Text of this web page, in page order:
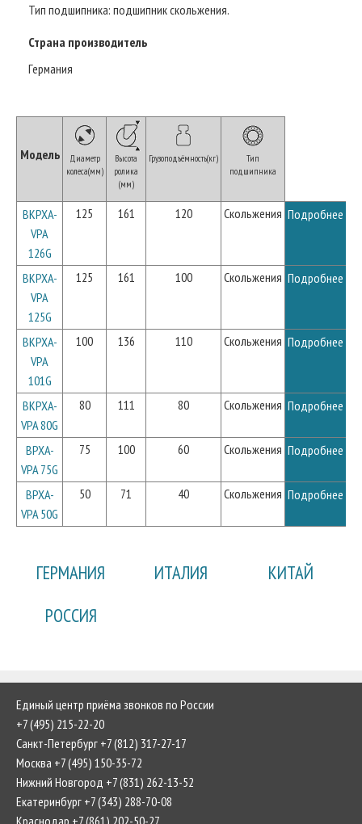
Тип подшипника: подшипник скольжения.
Страна производитель
Германия
Модель
Диаметр
колеса(мм)
Высота
ролика
(мм)
Грузоподъёмность(кг)
Тип
подшипника
BKPXA-
VPA
126G
125 161 120 Скольжения Подробнее
BKPXA-
VPA
125G
125 161 100 Скольжения Подробнее
BKPXA-
VPA
101G
100 136 110 Скольжения Подробнее
BKPXA-
VPA 80G
80 111 80 Скольжения Подробнее
BPXA-
VPA 75G
75 100 60 Скольжения Подробнее
BPXA-
VPA 50G
50 71 40 Скольжения Подробнее
ГЕРМАНИЯ ИТАЛИЯ
КИТАЙ
РОССИЯ
Единый центр приёма звонков по России
+7 (495) 215-22-20
Санкт-Петербург +7 (812) 317-27-17
Москва +7 (495) 150-35-72
Нижний Новгород +7 (831) 262-13-52
Екатеринбург +7 (343) 288-70-08
Краснодар +7 (861) 202-50-27